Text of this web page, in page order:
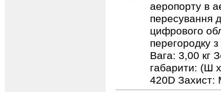
аеропорту в
пересування
цифрового
перегородку
Вага: 3,00 кг
габарити: (Ш
420D Захист: